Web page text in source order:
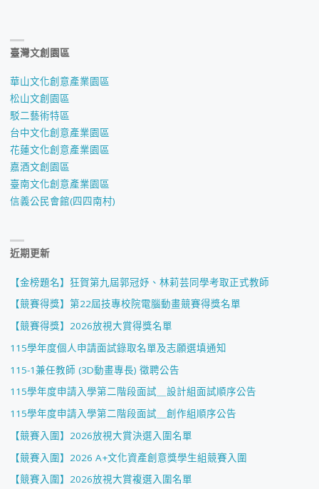
臺灣文創園區
華山文化創意產業園區
松山文創園區
駁二藝術特區
台中文化創意產業園區
花蓮文化創意產業園區
嘉酒文創園區
臺南文化創意產業園區
信義公民會館(四四南村)
近期更新
【金榜題名】狂賀第九屆郭冠妤、林莉芸同學考取正式教師
【競賽得獎】第22屆技專校院電腦動畫競賽得獎名單
【競賽得獎】2026放視大賞得獎名單
115學年度個人申請面試錄取名單及志願選填通知
115-1兼任教師 (3D動畫專長) 徵聘公告
115學年度申請入學第二階段面試＿設計組面試順序公告
115學年度申請入學第二階段面試＿創作組順序公告
【競賽入圍】2026放視大賞決選入圍名單
【競賽入圍】2026 A+文化資產創意獎學生組競賽入圍
【競賽入圍】2026放視大賞複選入圍名單